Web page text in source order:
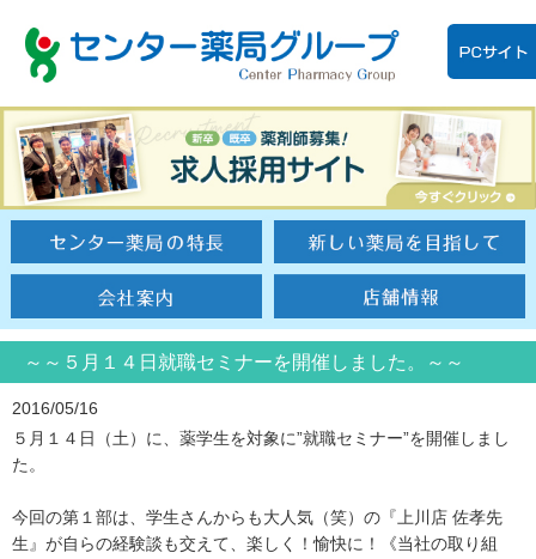
～～５月１４日就職セミナーを開催しました。～～
2016/05/16
５月１４日（土）に、薬学生を対象に”就職セミナー”を開催しまし
た。
今回の第１部は、学生さんからも大人気（笑）の『上川店 佐孝先
生』が自らの経験談も交えて、楽しく！愉快に！《当社の取り組